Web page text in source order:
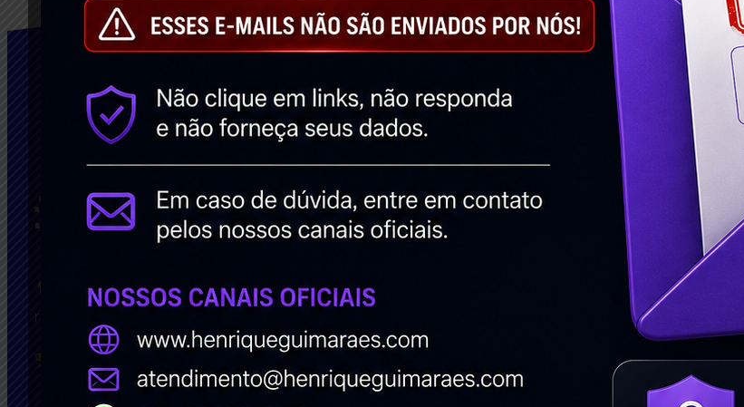
Facebook Twitter Email
Transformamamos suas ideias em
resultados!! Escreva para nós:
sucesso@henriqueguimaraes.com
Soluções Inteligentes
Agência de Google Adwords
Criação de Landing Page – Agência Digital
Criação de Loja Virtual BH – Agência Digital
HGX